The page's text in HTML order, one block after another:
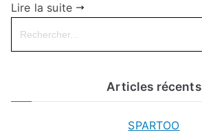
Lire la suite
Search
for:
Articles récents
SPARTOO